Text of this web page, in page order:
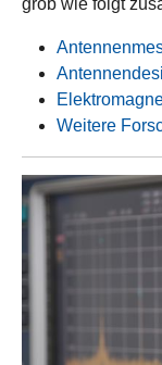
grob wie folgt
Weitere